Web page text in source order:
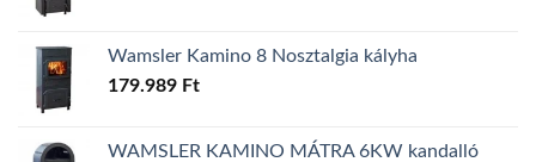
Wamsler Kamino 8 Nosztalgia kályha
179.989 Ft
WAMSLER KAMINO MÁTRA 6KW kandalló